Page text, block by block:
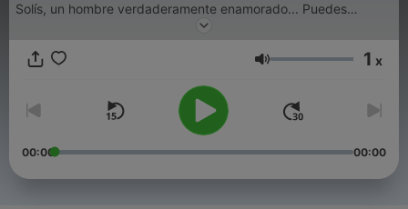
Solís, un hombre verdaderamente enamorado... Puedes
disfrutar de este programa y de música romántica en
Soritaradio Somos SoritaRadio La radio que es para tì The
Volume 1 x
00:00 00:00